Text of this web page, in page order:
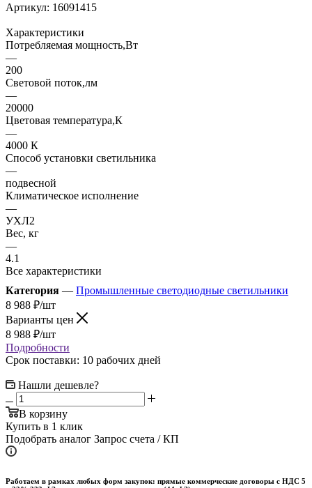
Артикул: 16091415
Характеристики
Потребляемая мощность,Вт
—
200
Световой поток,лм
—
20000
Цветовая температура,К
—
4000 К
Способ установки светильника
—
подвесной
Климатическое исполнение
—
УХЛ2
Вес, кг
—
4.1
Все характеристики
Категория — Промышленные светодиодные светильники
8 988 ₽/шт
Варианты цен
8 988 ₽/шт
Подробности
Срок поставки: 10 рабочих дней
Нашли дешевле?
В корзину
Купить в 1 клик
Подобрать аналог Запрос счета / КП
Работаем в рамках любых форм закупок: прямые коммерческие договоры с НДС 5